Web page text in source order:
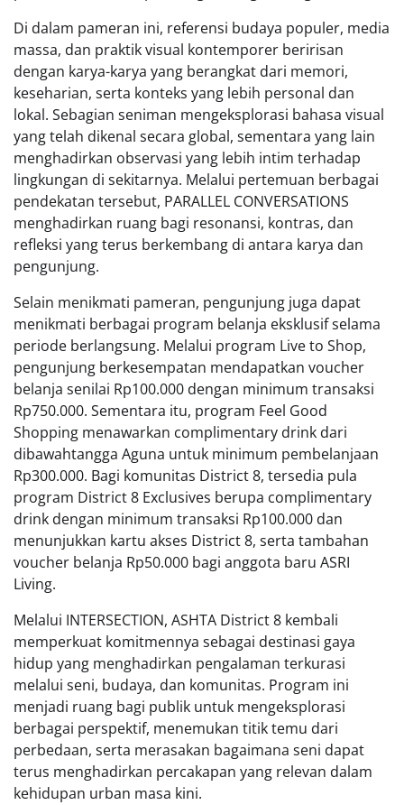
Di dalam pameran ini, referensi budaya populer, media
massa, dan praktik visual kontemporer beririsan
dengan karya-karya yang berangkat dari memori,
keseharian, serta konteks yang lebih personal dan
lokal. Sebagian seniman mengeksplorasi bahasa visual
yang telah dikenal secara global, sementara yang lain
menghadirkan observasi yang lebih intim terhadap
lingkungan di sekitarnya. Melalui pertemuan berbagai
pendekatan tersebut, PARALLEL CONVERSATIONS
menghadirkan ruang bagi resonansi, kontras, dan
refleksi yang terus berkembang di antara karya dan
pengunjung.
Selain menikmati pameran, pengunjung juga dapat
menikmati berbagai program belanja eksklusif selama
periode berlangsung. Melalui program Live to Shop,
pengunjung berkesempatan mendapatkan voucher
belanja senilai Rp100.000 dengan minimum transaksi
Rp750.000. Sementara itu, program Feel Good
Shopping menawarkan complimentary drink dari
dibawahtangga Aguna untuk minimum pembelanjaan
Rp300.000. Bagi komunitas District 8, tersedia pula
program District 8 Exclusives berupa complimentary
drink dengan minimum transaksi Rp100.000 dan
menunjukkan kartu akses District 8, serta tambahan
voucher belanja Rp50.000 bagi anggota baru ASRI
Living.
Melalui INTERSECTION, ASHTA District 8 kembali
memperkuat komitmennya sebagai destinasi gaya
hidup yang menghadirkan pengalaman terkurasi
melalui seni, budaya, dan komunitas. Program ini
menjadi ruang bagi publik untuk mengeksplorasi
berbagai perspektif, menemukan titik temu dari
perbedaan, serta merasakan bagaimana seni dapat
terus menghadirkan percakapan yang relevan dalam
kehidupan urban masa kini.